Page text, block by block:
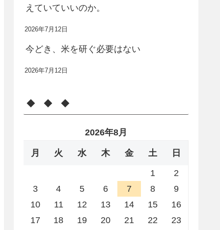
えていていいのか。
2026年7月12日
今どき、米を研ぐ必要はない
2026年7月12日
◆ ◆ ◆
2026年8月
月 火 水 木 金 土 日
1
2
3
4 5 6 7 8
9
10
11 12 13 14 15
16
17
18 19 20 21 22
23